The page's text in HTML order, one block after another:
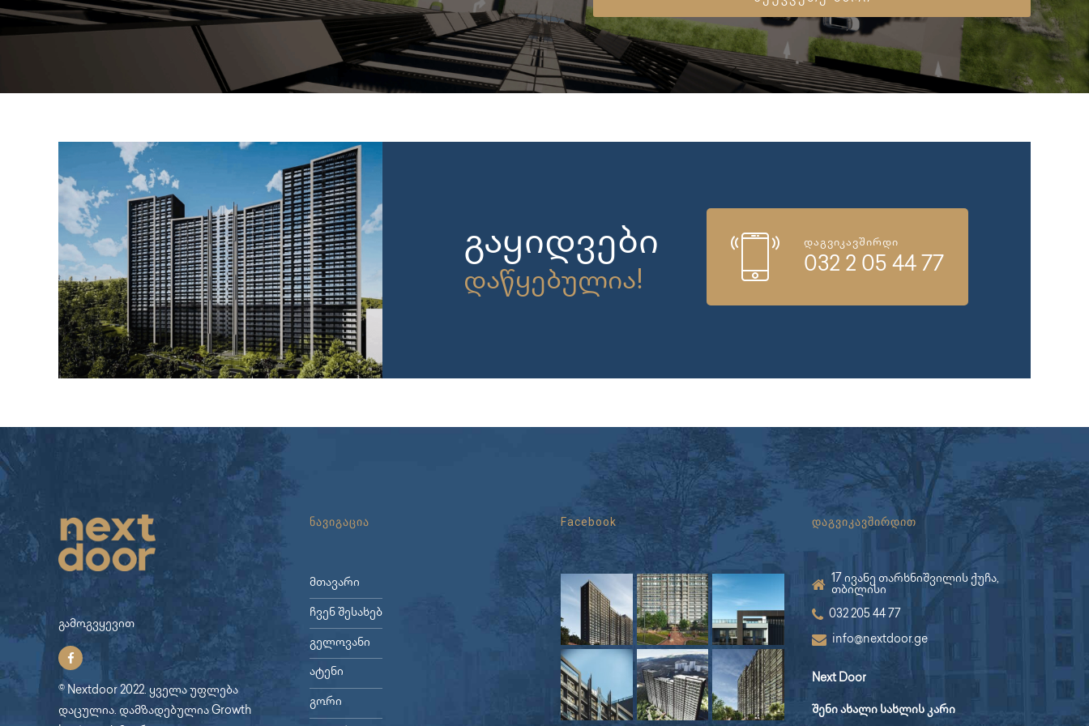
გაყიდვები
დაწყებულია!
დაგვიკავშირდი
032 2 05 44 77
გამოგვყევით
© Nextdoor 2022. ყველა უფლება
დაცულია. დამზადებულია Growth
ნავიგაცია
მთავარი
ჩვენ შესახებ
გელოვანი
ატენი
გორი
Facebook დაგვიკავშირდით
17 ივანე თარხნიშვილის ქუჩა,
თბილისი
032 205 44 77
info@nextdoor.ge
Next Door
შენი ახალი სახლის კარი